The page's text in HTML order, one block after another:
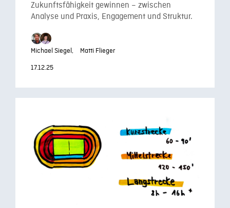
Zukunftsfähigkeit gewinnen – zwischen
Analyse und Praxis, Engagement und Struktur.
Michael Siegel,
Matti Flieger
17.12.25